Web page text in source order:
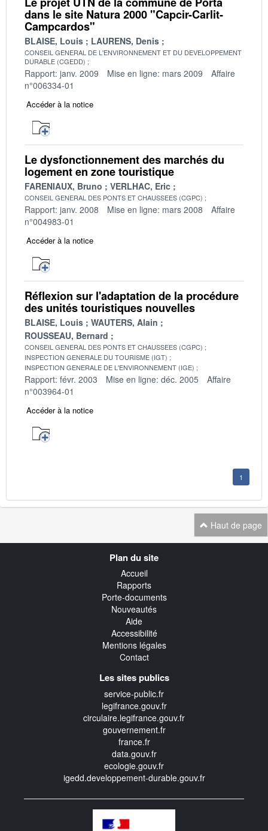
dans le site Natura 2000 "Capcir-Carlit-
Campcardos"
BLAISE, Louis LAURENS, Denis
CONSEIL GENERAL DE L'ENVIRONNEMENT ET DU DEVELOPPEMENT
DURABLE (CGEDD)
Rapport: janv. 2009 Mise en ligne: mars 2009
Affaire
n°006334-01
Accéder à la notice
Le dysfonctionnement des marchés du
logement en zone touristique
FARENIAUX, Bruno VERLHAC, Eric
CONSEIL GENERAL DES PONTS ET CHAUSSEES (CGPC)
Rapport: janv. 2008 Mise en ligne: mars 2008
Affaire
n°004983-01
Accéder à la notice
Réflexion sur l'adaptation de la procédure
des unités touristiques nouvelles
BLAISE, Louis
WAUTERS, Alain
ROUSSEAU, Bernard
CONSEIL GENERAL DES PONTS ET CHAUSSEES (CGPC)
INSPECTION GENERALE DU TOURISME (IGT)
INSPECTION GENERALE DE L'ENVIRONNEMENT (IGE)
Rapport: févr. 2003 Mise en ligne: déc. 2005
Affaire
n°003964-01
Accéder à la notice
1
Haut de page
Plan du site
Accueil
Rapports
Porte-documents
Nouveautés
Aide
Accessibilité
Mentions légales
Contact
Les sites publics
service-public.fr
legifrance.gouv.fr
circulaire.legifrance.gouv.fr
gouvernement.fr
france.fr
data.gouv.fr
ecologie.gouv.fr
igedd.developpement-durable.gouv.fr